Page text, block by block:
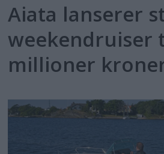
Aiata lanserer
weekendruiser
millioner